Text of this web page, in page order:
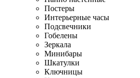
Постеры
Интерьерные часы
Подсвечники
Гобелены
Зеркала
Минибары
Шкатулки
Ключницы